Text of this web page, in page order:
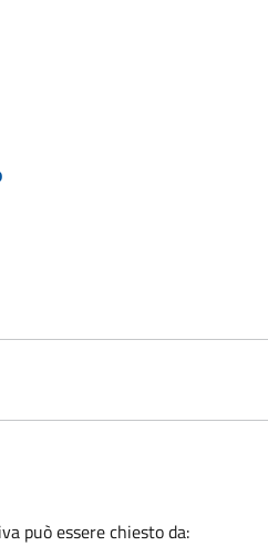
può essere chiesto da: